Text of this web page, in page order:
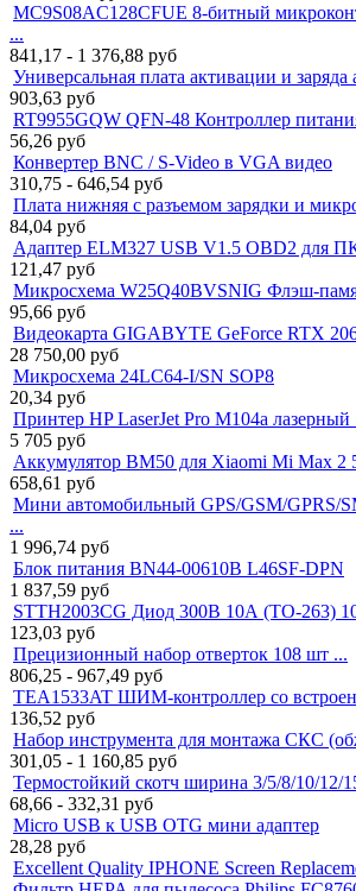
MC9S08AC128CFUE 8-битный
...
841,17 - 1 376,88 руб
Универсальная плата активации и заряда
903,63 руб
RT9955GQW QFN-48 Контроллер
56,26 руб
Конвертер BNC / S-Video в VGA видео
310,75 - 646,54 руб
Плата нижняя с разъемом зарядки и
84,04 руб
Адаптер ELM327 USB V1.5 OBD2 для
121,47 руб
Микросхема W25Q40BVSNIG Флэш-
95,66 руб
Видеокарта GIGABYTE GeForce RTX
28 750,00 руб
Микросхема 24LC64-I/SN SOP8
20,34 руб
Принтер HP LaserJet Pro M104a лазерный
5 705 руб
Аккумулятор BM50 для Xiaomi Mi Max 2
658,61 руб
Мини автомобильный GPS/GSM/GPRS/
...
1 996,74 руб
Блок питания BN44-00610B L46SF-DPN
1 837,59 руб
STTH2003CG Диод 300В 10А (TO-263)
123,03 руб
Прецизионный набор отверток 108 шт ...
806,25 - 967,49 руб
TEA1533AT ШИМ-контроллер со
136,52 руб
Набор инструмента для монтажа СКС
301,05 - 1 160,85 руб
Термостойкий скотч ширина 3/5/8/10/12/
68,66 - 332,31 руб
Micro USB к USB OTG мини адаптер
28,28 руб
Excellent Quality IPHONE Screen